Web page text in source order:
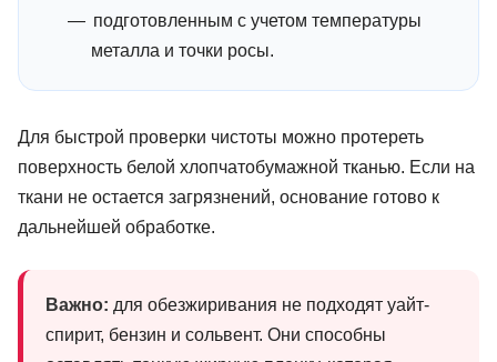
подготовленным с учетом температуры
металла и точки росы.
Для быстрой проверки чистоты можно протереть
поверхность белой хлопчатобумажной тканью. Если на
ткани не остается загрязнений, основание готово к
дальнейшей обработке.
Важно: для обезжиривания не подходят уайт-
спирит, бензин и сольвент. Они способны